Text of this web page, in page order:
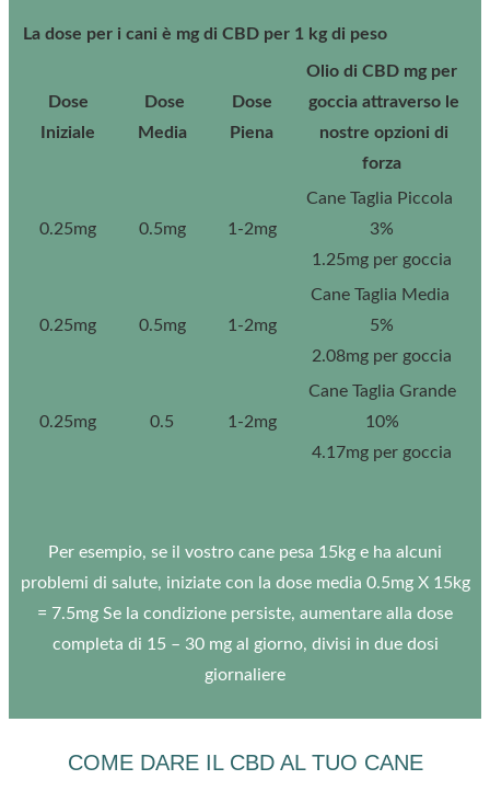
La dose per i cani è mg di CBD per 1 kg di peso
Dose
Iniziale
Dose
Media
Dose
Piena
Olio di CBD mg per
goccia attraverso le
nostre opzioni di
forza
0.25mg 0.5mg 1-2mg
Cane Taglia Piccola
3%
1.25mg per goccia
0.25mg 0.5mg 1-2mg
Cane Taglia Media
5%
2.08mg per goccia
0.25mg 0.5 1-2mg
Cane Taglia Grande
10%
4.17mg per goccia
Per esempio, se il vostro cane pesa 15kg e ha alcuni
problemi di salute, iniziate con la dose media 0.5mg X 15kg
= 7.5mg Se la condizione persiste, aumentare alla dose
completa di 15 – 30 mg al giorno, divisi in due dosi
giornaliere
COME DARE IL CBD AL TUO CANE